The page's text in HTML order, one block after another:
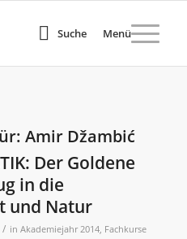
Suche Menü
Amir Džambić
Der Goldene
in die
und Natur
/ in Akademiejahr 2014, Fachkurse